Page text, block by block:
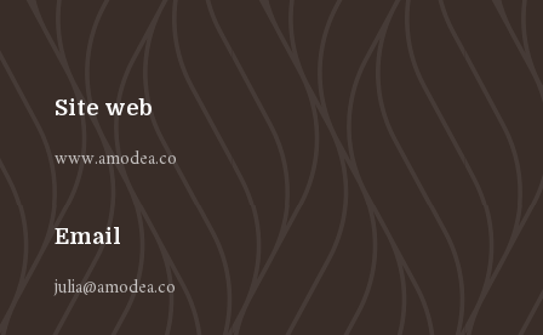
Site web
www.amodea.co
Email
julia@amodea.co